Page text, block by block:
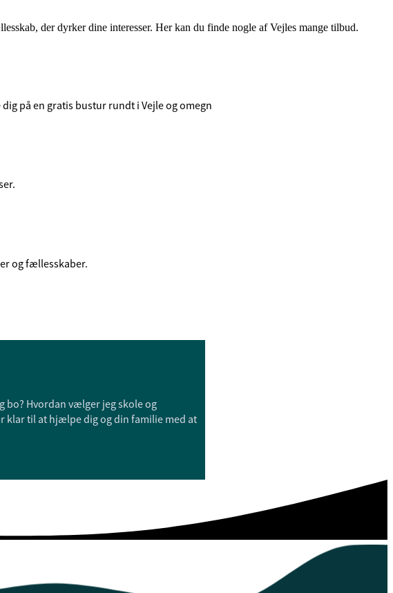
der dyrker dine interesser. Her kan du finde nogle af Vejles mange tilbud.
på en gratis bustur rundt i Vejle og omegn
og fællesskaber.
bo? Hvordan vælger jeg skole og
klar til at hjælpe dig og din familie med at